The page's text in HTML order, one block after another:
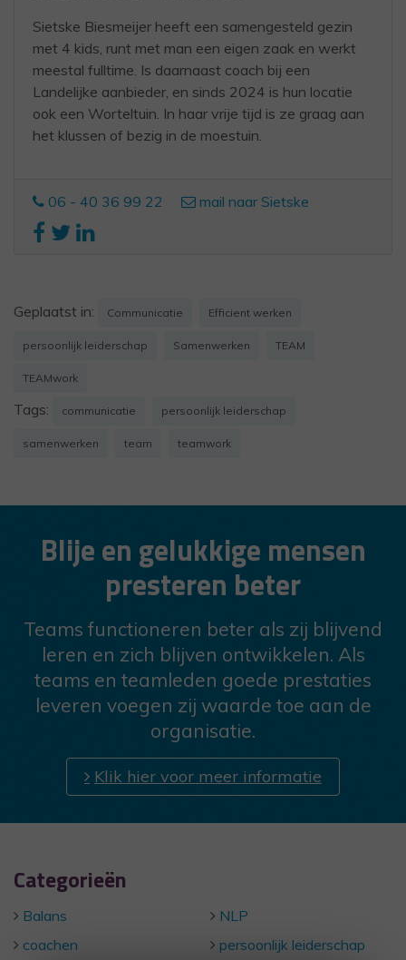
Sietske Biesmeijer heeft een samengesteld gezin
met 4 kids, runt met man een eigen zaak en werkt
meestal fulltime. Is daarnaast coach bij een
Landelijke aanbieder, en sinds 2024 is hun locatie
ook een Worteltuin. In haar vrije tijd is ze graag aan
het klussen of bezig in de moestuin.
06 - 40 36 99 22 mail naar Sietske
Geplaatst in: Communicatie Efficient werken
persoonlijk leiderschap Samenwerken TEAM
TEAMwork
Tags: communicatie persoonlijk leiderschap
samenwerken team teamwork
Blije en gelukkige mensen
presteren beter
Teams functioneren beter als zij blijvend
leren en zich blijven ontwikkelen. Als
teams en teamleden goede prestaties
leveren voegen zij waarde toe aan de
organisatie.
Klik hier voor meer informatie
Categorieën
Balans
coachen
NLP
persoonlijk leiderschap